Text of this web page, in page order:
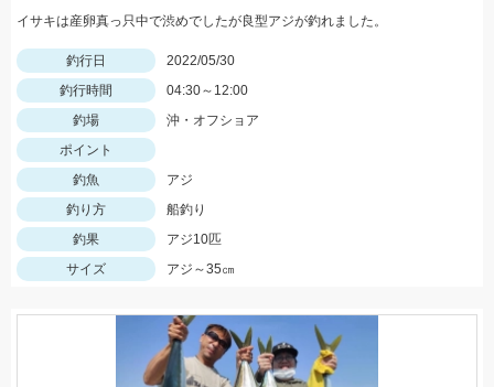
イサキは産卵真っ只中で渋めでしたが良型アジが釣れました。
釣行日
2022/05/30
釣行時間
04:30～12:00
釣場
沖・オフショア
ポイント
釣魚
アジ
釣り方
船釣り
釣果
アジ10匹
サイズ
アジ～35㎝